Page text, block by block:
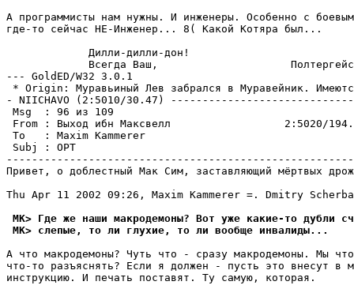
А программисты нам нужны. И инженеры. Особенно с
где-то сейчас HЕ-Инженер... 8( Какой Котяра был...
             Дилли-дилли-дон!
Всегда Ваш,
--- GoldED/W32 3.0.1
* Origin: Муравьиный Лев забрался в Муравейник.
- NIICHAVO (2:5010/30.47)
Msg  : 96 из 109
From : Выход ибн Максвелл                  2:5020/
To   : Maxim Kammerer
Subj : ОРТ
Привет, о доблестный Мак Сим, заставляющий мёртвых
Thu Apr 11 2002 09:26, Maxim Kammerer =. Dmitry
MK> Где же наши макpодемоны? Вот уже какие-то дубли
MK> слепые, то ли глухие, то ли вообще инвалиды...
А что макродемоны? Чуть что - сразу макродемоны. Мы
что-то разъяснять? Если я должен - пусть это внесут в
инструкцию. И печать поставят. Ту самую, которая.